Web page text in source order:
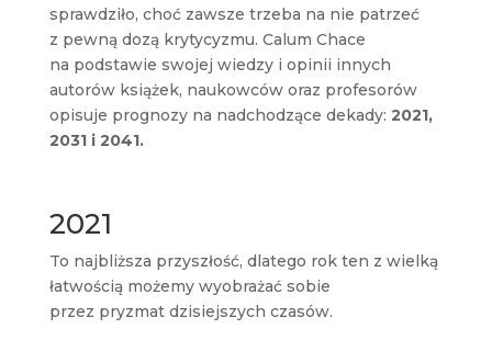
sprawdziło, choć zawsze trzeba na nie patrzeć
z pewną dozą krytycyzmu. Calum Chace
na podstawie swojej wiedzy i opinii innych
autorów książek, naukowców oraz profesorów
opisuje prognozy na nadchodzące dekady: 2021,
2031 i 2041.
2021
To najbliższa przyszłość, dlatego rok ten z wielką
łatwością możemy wyobrażać sobie
przez pryzmat dzisiejszych czasów.